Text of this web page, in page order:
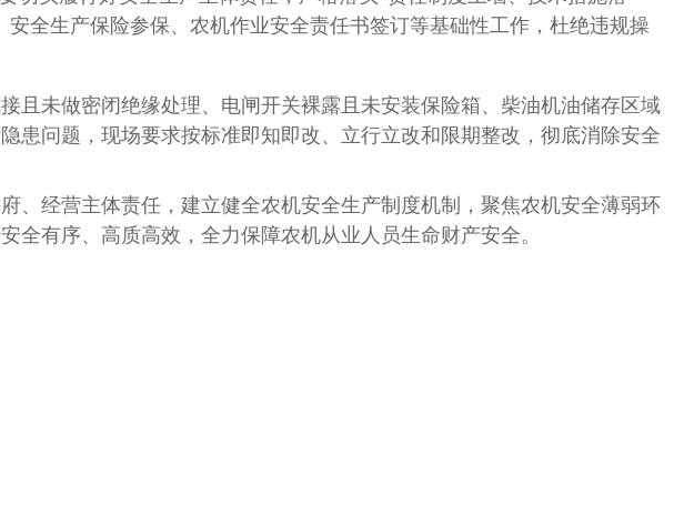
全生产保险参保、农机作业安全责任书签订等基础性工作，杜绝违规操
未做密闭绝缘处理、电闸开关裸露且未安装保险箱、柴油机油储存区域
患问题，现场要求按标准即知即改、立行立改和限期整改，彻底消除安全
经营主体责任，建立健全农机安全生产制度机制，聚焦农机安全薄弱环
有序、高质高效，全力保障农机从业人员生命财产安全。